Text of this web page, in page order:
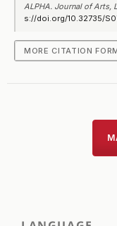
ALPHA. Journal of Arts,
s://doi.org/10.32735/
MORE CITATION